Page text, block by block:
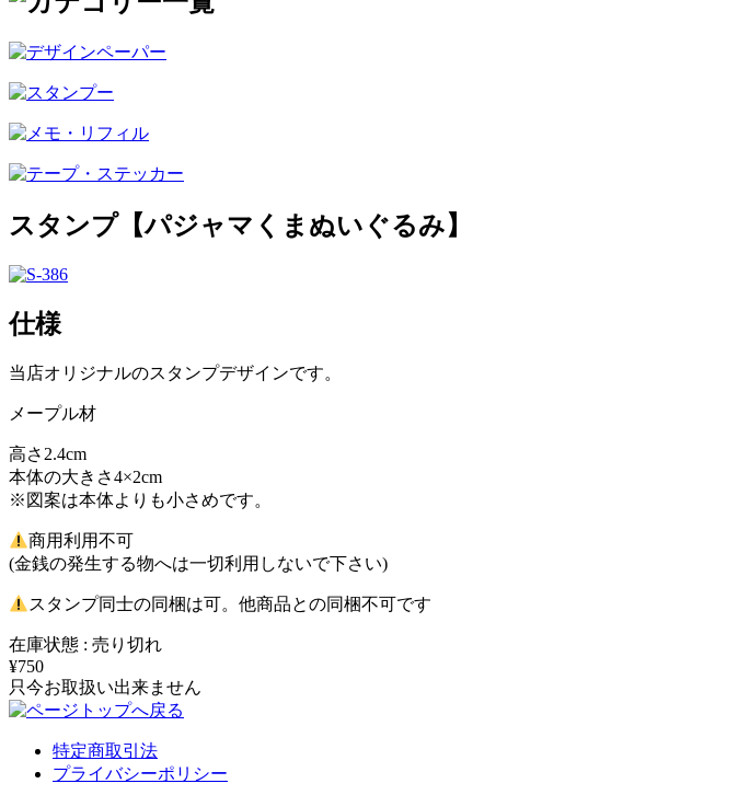
スタンプ【パジャマくまぬいぐるみ】
仕様
当店オリジナルのスタンプデザインです。
メープル材
高さ2.4cm
本体の大きさ4×2cm
※図案は本体よりも小さめです。
商用利用不可
(金銭の発生する物へは一切利用しないで下さい)
スタンプ同士の同梱は可。他商品との同梱不可です
在庫状態 : 売り切れ
¥750
只今お取扱い出来ません
特定商取引法
プライバシーポリシー